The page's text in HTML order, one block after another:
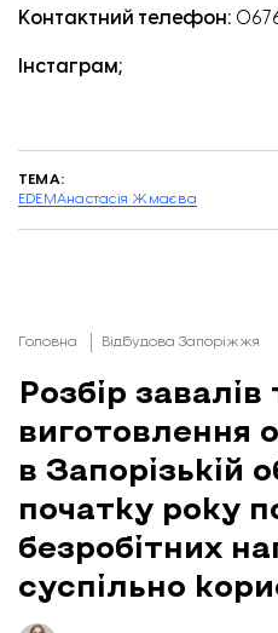
Контактний телефон:
Інстаграм;
ТЕМА:
EDEMАнастасія Жмаєва
Головна Відбудова Запоріжжя
Розбір завалів
виготовлення
в Запорізькій
початку року
безробітних
суспільно